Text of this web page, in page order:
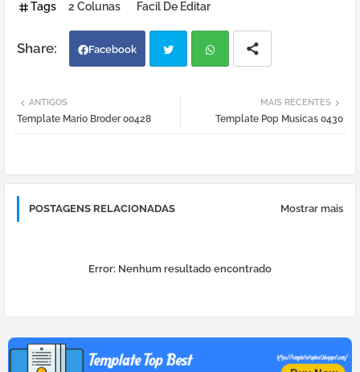
Tags 2 Colunas Facil De Editar
Facebook
atsa
MAIS RECENTES
Template Pop Musicas 0430
ANTIGOS
Template Mario Broder 00428
POSTAGENS RELACIONADAS Mostrar mais
Error: Nenhum resultado encontrado